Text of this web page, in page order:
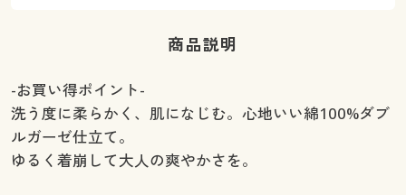
商品説明
-お買い得ポイント-
洗う度に柔らかく、肌になじむ。心地いい綿100%ダブ
ルガーゼ仕立て。
ゆるく着崩して大人の爽やかさを。